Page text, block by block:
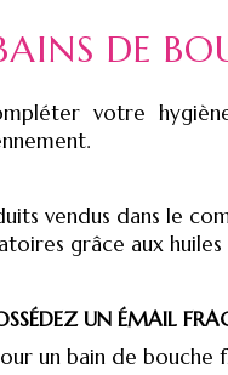
DE
votre
vendus dans le
grâce aux
UN ÉMAIL
un bain de bouche